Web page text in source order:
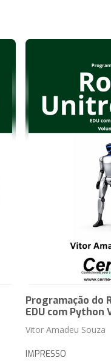
Programação do
EDU com Python
Vitor Amadeu Souza
IMPRESSO